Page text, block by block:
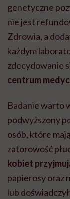
genetyczne
nie jest
Zdrowia, a
każdym
zdecydowanie
centrum
Badanie warto
podwyższony
osób, które
zatorowość
kobiet
papierosy oraz
lub